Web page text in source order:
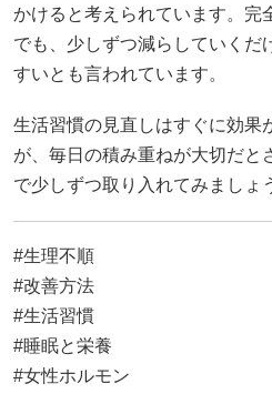
かけると考えられています。完
でも、少しずつ減らしていくだ
すいとも言われています。
生活習慣の見直しはすぐに効果
が、毎日の積み重ねが大切だと
で少しずつ取り入れてみましょ
#生理不順
#改善方法
#生活習慣
#睡眠と栄養
#女性ホルモン